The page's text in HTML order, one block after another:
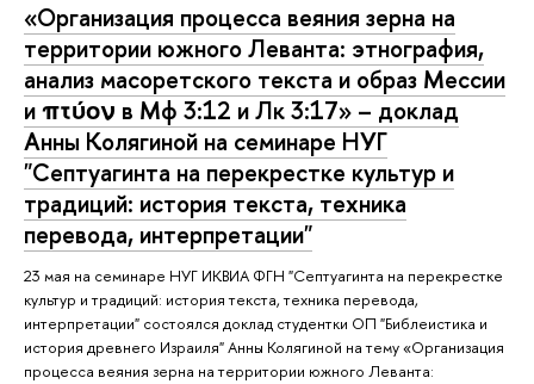
«Организация процесса веяния зерна на
территории южного Леванта: этнография,
анализ масоретского текста и образ Мессии
и πτύον в Мф 3:12 и Лк 3:17» – доклад
Анны Колягиной на семинаре НУГ
"Септуагинта на перекрестке культур и
традиций: история текста, техника
перевода, интерпретации"
23 мая на семинаре НУГ ИКВИА ФГН "Септуагинта на перекрестке
культур и традиций: история текста, техника перевода,
интерпретации" состоялся доклад студентки ОП "Библеистика и
история древнего Израиля" Анны Колягиной на тему «Организация
процесса веяния зерна на территории южного Леванта: